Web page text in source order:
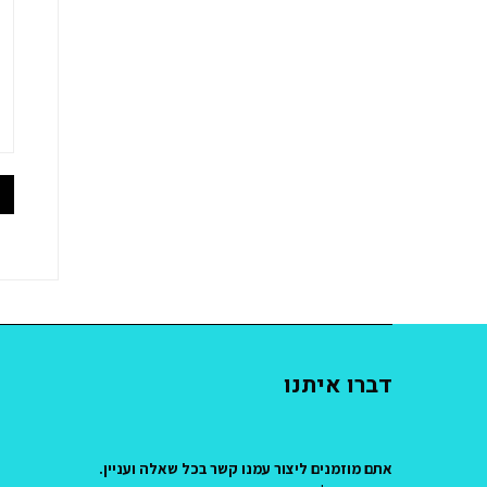
דברו איתנו
אתם מוזמנים ליצור עמנו קשר בכל שאלה ועניין.